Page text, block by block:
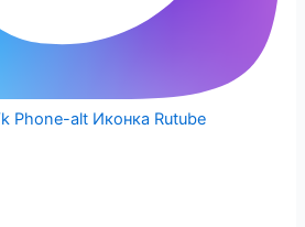
Phone-alt Иконка Rutube